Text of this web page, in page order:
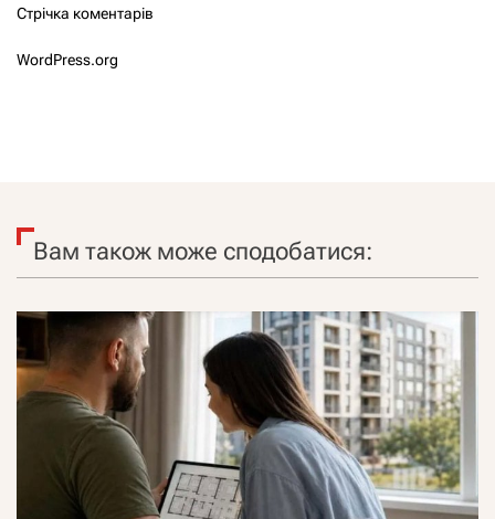
Стрічка коментарів
WordPress.org
Вам також може сподобатися: